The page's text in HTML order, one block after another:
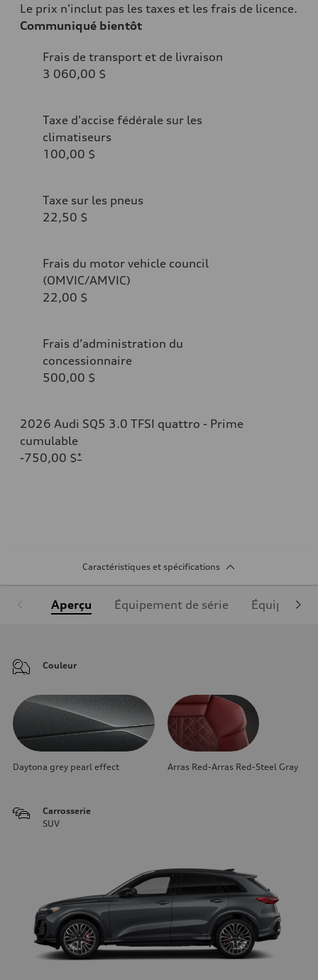
Le prix n'inclut pas les taxes et les frais de licence.
Communiqué bientôt
Frais de transport et de livraison
3 060,00 $
Taxe d'accise fédérale sur les
climatiseurs
100,00 $
Taxe sur les pneus
22,50 $
Frais du motor vehicle council
(OMVIC/AMVIC)
22,00 $
Frais d’administration du
concessionnaire
500,00 $
2026 Audi SQ5 3.0 TFSI quattro - Prime
cumulable
-750,00 $*
Caractéristiques et spécifications
Aperçu Équipement de série
Couleur
Daytona grey pearl effect Arras Red-Arras Red-Steel Gray
Carrosserie
SUV